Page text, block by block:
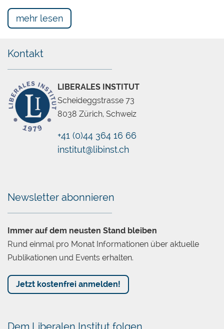
Chatbot
mehr lesen
Kontakt
LIBERALES INSTITUT
Scheideggstrasse 73
8038 Zürich, Schweiz
+41 (0)44 364 16 66
institut@libinst.ch
Newsletter abonnieren
Immer auf dem neusten Stand bleiben
Rund einmal pro Monat Informationen über aktuelle
Publikationen und Events erhalten.
Jetzt kostenfrei anmelden!